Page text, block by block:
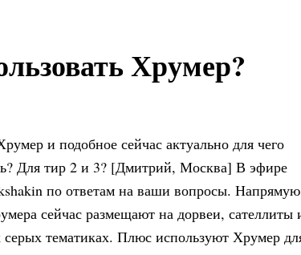
Хрумер?
и подобное сейчас актуально для чего
Для тир 2 и 3? [Дмитрий, Москва] В эфире
по ответам на ваши вопросы. Напрямую
сейчас размещают на дорвеи, сателлиты
серых тематиках. Плюс используют Хрумер